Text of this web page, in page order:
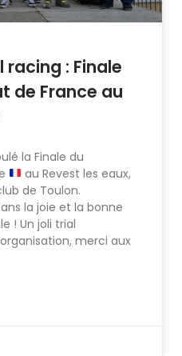
: Finale
de France au
la Finale du
au Revest les eaux,
de Toulon.
la joie et la bonne
! Un joli trial
merci aux